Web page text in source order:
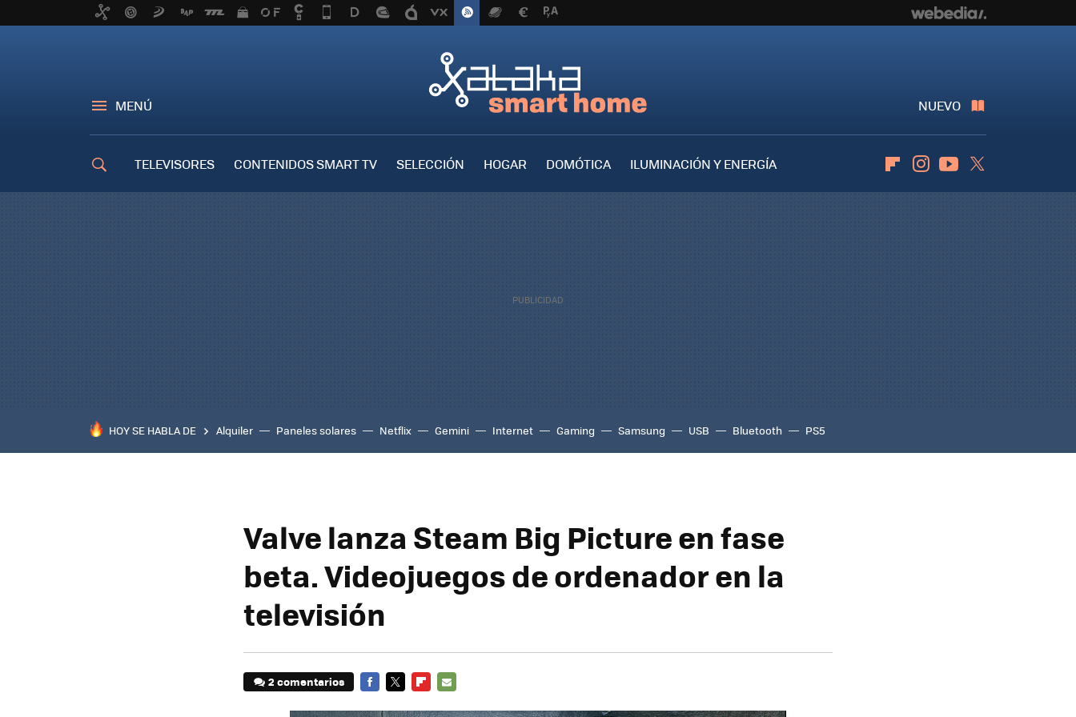
MENÚ NUEVO
TELEVISORES CONTENIDOS SMART TV SELECCIÓN HOGAR DOMÓTICA
ILUMINACIÓN Y ENERGÍA
FlipboardInstagramYoutube
HOY SE HABLA DE Alquiler Paneles solares Netflix Gemini Internet Gaming Samsung USB Bluetooth PS5
Valve lanza Steam Big Picture en fase
beta. Videojuegos de ordenador en la
televisión
2 comentarios